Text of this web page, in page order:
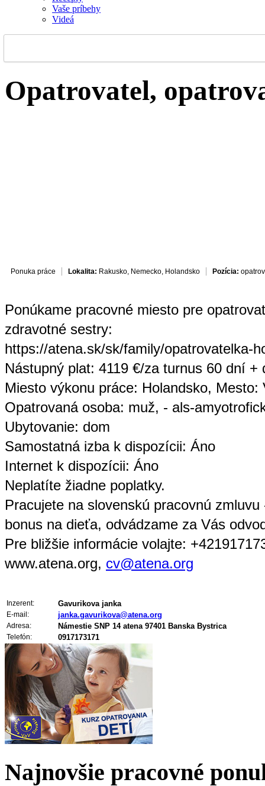
Vaše príbehy
Videá
Opatrovatel,
Ponuka práce Lokalita: Rakusko, Nemecko, Holandsko Pozícia:
Ponúkame pracovné miesto pre
zdravotné sestry:
https://atena.sk/sk/family/opatrovatelka-
Nástupný plat: 4119 €/za turnus 60 dní +
Miesto výkonu práce: Holandsko, Mesto:
Opatrovaná osoba: muž, - als-
Ubytovanie: dom
Samostatná izba k dispozícii: Áno
Internet k dispozícii: Áno
Neplatíte žiadne poplatky.
Pracujete na slovenskú pracovnú
bonus na dieťa, odvádzame za Vás
Pre bližšie informácie volajte:
www.atena.org, cv@atena.org
Inzerent: Gavurikova janka
E-mail: janka.gavurikova@atena.org
Adresa: Námestie SNP 14 atena 97401 Banska Bystrica
Telefón: 0917173171
Najnovšie pracovné